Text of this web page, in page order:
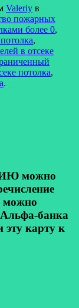
Valeriy в
пожарных
более 0,
,
в отсеке
потолка,
.
можно
Альфа-банка
эту карту к